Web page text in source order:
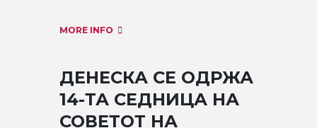
MORE INFO
ДЕНЕСКА СЕ ОДРЖА
14-ТА СЕДНИЦА НА
СОВЕТОТ НА